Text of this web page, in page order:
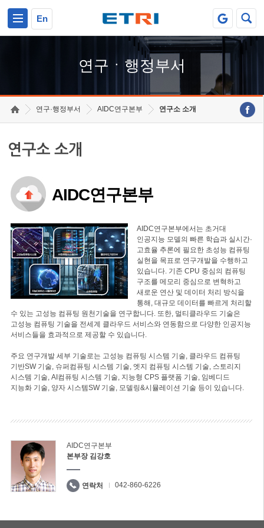
En
연구ㆍ행정부서
연구·행정부서 AIDC연구본부 연구소 소개
연구소 소개
AIDC연구본부
AIDC연구본부에서는 초거대
인공지능 모델의 빠른 학습과 실시간·
고효율 추론에 필요한 초성능 컴퓨팅
실현을 목표로 연구개발을 수행하고
있습니다. 기존 CPU 중심의 컴퓨팅
구조를 메모리 중심으로 변혁하고
새로운 연산 및 데이터 처리 방식을
통해, 대규모 데이터를 빠르게 처리할
수 있는 고성능 컴퓨팅 원천기술을 연구합니다. 또한, 멀티클라우드 기술은
고성능 컴퓨팅 기술을 전세계 클라우드 서비스와 연동함으로 다양한 인공지능
서비스들을 효과적으로 제공할 수 있습니다.
주요 연구개발 세부 기술로는 고성능 컴퓨팅 시스템 기술, 클라우드 컴퓨팅
기반SW 기술, 슈퍼컴퓨팅 시스템 기술, 엣지 컴퓨팅 시스템 기술, 스토리지
시스템 기술, AI컴퓨팅 시스템 기술, 지능형 CPS 플랫폼 기술, 임베디드
지능화 기술, 양자 시스템SW 기술, 모델링&시뮬레이션 기술 등이 있습니다.
AIDC연구본부
본부장 김강호
연락처 042-860-6226